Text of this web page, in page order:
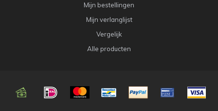
Mijn bestellingen
Mijn verlanglijst
Vergelijk
Alle producten